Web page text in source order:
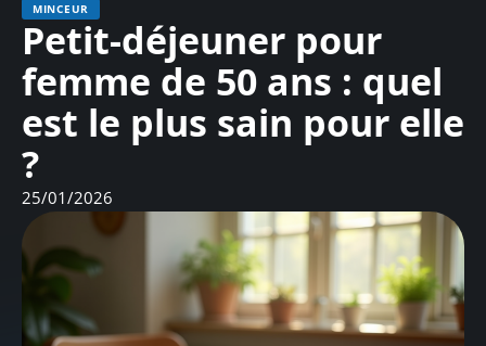
MINCEUR
Petit-déjeuner pour
femme de 50 ans : quel
est le plus sain pour elle
?
25/01/2026